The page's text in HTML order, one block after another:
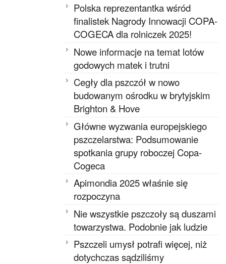
Polska reprezentantka wśród
finalistek Nagrody Innowacji COPA-
COGECA dla rolniczek 2025!
Nowe informacje na temat lotów
godowych matek i trutni
Cegły dla pszczół w nowo
budowanym ośrodku w brytyjskim
Brighton & Hove
Główne wyzwania europejskiego
pszczelarstwa: Podsumowanie
spotkania grupy roboczej Copa-
Cogeca
Apimondia 2025 właśnie się
rozpoczyna
Nie wszystkie pszczoły są duszami
towarzystwa. Podobnie jak ludzie
Pszczeli umysł potrafi więcej, niż
dotychczas sądziliśmy